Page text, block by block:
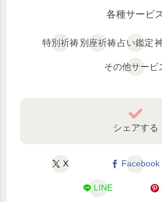
各種サービス
特別祈祷別座祈祷占い鑑定
その他サービ
シェアする
X Facebook
LINE